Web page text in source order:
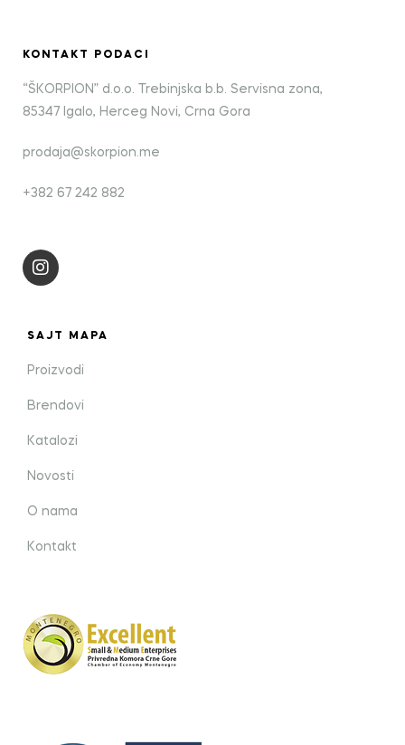
KONTAKT PODACI
“ŠKORPION” d.o.o. Trebinjska b.b. Servisna zona,
85347 Igalo, Herceg Novi, Crna Gora
prodaja@skorpion.me
+382 67 242 882
SAJT MAPA
Proizvodi
Brendovi
Katalozi
Novosti
O nama
Kontakt